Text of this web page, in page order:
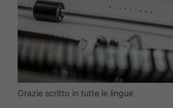
Grazie scritto in tutte le lingue